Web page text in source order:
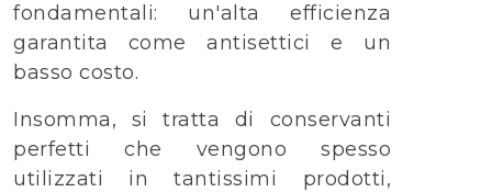
fondamentali: un'alta efficienza
garantita come antisettici e un
basso costo.
Insomma, si tratta di conservanti
perfetti che vengono spesso
utilizzati in tantissimi prodotti,